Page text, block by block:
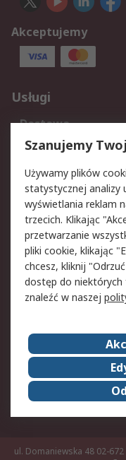
Akceptujemy
Usługi
Dostawa
Reklamacje i
Aspekty prawne
Bezpieczeństwo e-
maila
Polityka
Zastrzeżenia
O firmie RS
Kariera
ESG
ul. Domaniewska 48 02-672
Szanujemy
Używamy plików
statystycznej analizy
wyświetlania reklam
trzecich. Klikając
przetwarzanie
pliki cookie, klikając
chcesz, kliknij
dostęp do niektórych
znaleźć w naszej